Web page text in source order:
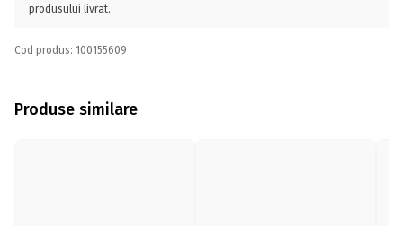
produsului livrat.
Cod produs: 100155609
Produse similare